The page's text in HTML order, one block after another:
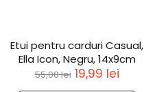
Etui pentru carduri Casual,
Ella Icon, Negru, 14x9cm
55,00 lei 19,99 lei